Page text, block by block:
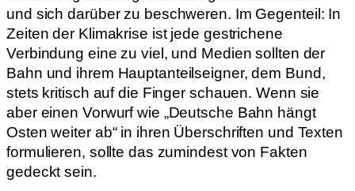
und sich darüber zu beschweren. Im Gegenteil: In
Zeiten der Klimakrise ist jede gestrichene
Verbindung eine zu viel, und Medien sollten der
Bahn und ihrem Hauptanteilseigner, dem Bund,
stets kritisch auf die Finger schauen. Wenn sie
aber einen Vorwurf wie „Deutsche Bahn hängt
Osten weiter ab“ in ihren Überschriften und Texten
formulieren, sollte das zumindest von Fakten
gedeckt sein.